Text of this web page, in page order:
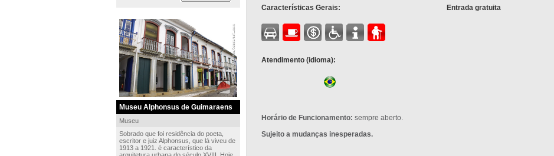
Museu Alphonsus de Guimaraens
Museu
Sobrado que foi residência do poeta,
escritor e juiz Alphonsus, que lá viveu de
1913 a 1921. é característico da
Características Gerais:
Atendimento (idioma):
Entrada gratuita
Horário de Funcionamento: sempre aberto.
Sujeito a mudanças inesperadas.